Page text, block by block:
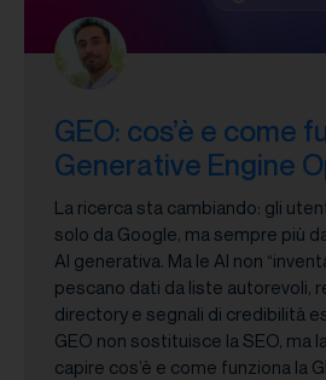
GEO: cos’è e come
Generative Engine
La ricerca sta cambiando: gli
solo da Google, ma sempre più
AI generativa. Ma le AI non
pescano dati da liste autorevoli,
directory e segnali di credibilità
GEO non sostituisce la SEO, ma
capire cos’è e come funziona la